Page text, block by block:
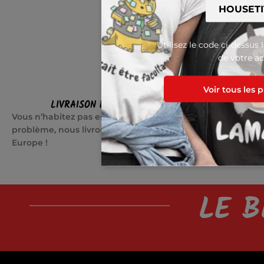
LIVRAISON EN EUROPE
Vous n’habitez pas en France ? Pas de
problème, nous livrons partout en
Europe !
Quelque
jours pour
LE
Utilisez le code ci-dessus
de votre
Voir tous les